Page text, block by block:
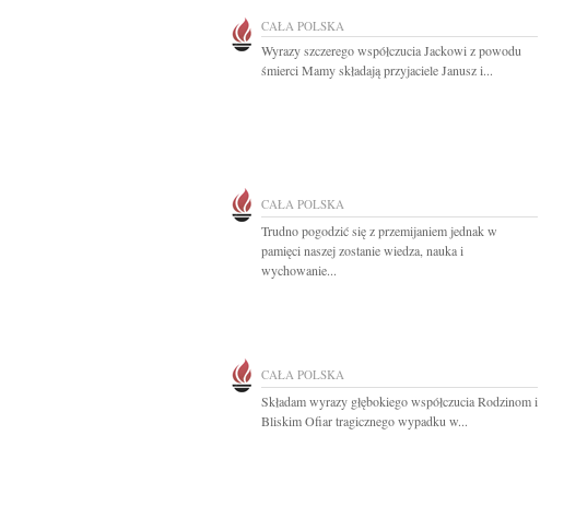
CAŁA POLSKA
Wyrazy szczerego współczucia Jackowi z powodu
śmierci Mamy składają przyjaciele Janusz i...
CAŁA POLSKA
Trudno pogodzić się z przemijaniem jednak w
pamięci naszej zostanie wiedza, nauka i
wychowanie...
CAŁA POLSKA
Składam wyrazy głębokiego współczucia Rodzinom i
Bliskim Ofiar tragicznego wypadku w...